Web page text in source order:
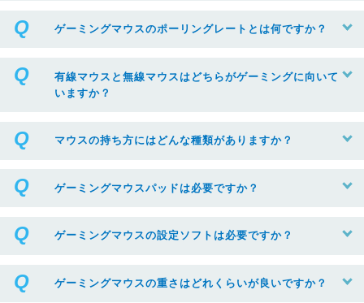
ゲーミングマウスのポーリングレートとは何ですか？
有線マウスと無線マウスはどちらがゲーミングに向いて
いますか？
マウスの持ち方にはどんな種類がありますか？
ゲーミングマウスパッドは必要ですか？
ゲーミングマウスの設定ソフトは必要ですか？
ゲーミングマウスの重さはどれくらいが良いですか？